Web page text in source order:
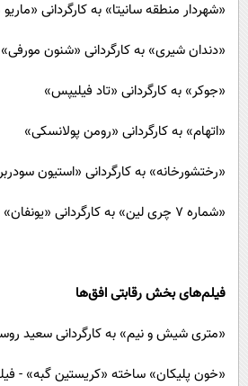
«شهردار منطقه سانیتا» به کارگردانی «ماریو
«دندان شیری» به کارگردانی «شنون مورفی»
«جوکر» به کارگردانی «تاد فیلیپس»
«اتهام» به کارگردانی «رومن پولانسکی»
«رختشورخانه» به کارگردانی «استیون
«شماره ۷ چری لین» به کارگردانی «یونفان»
فیلم‌های بخش رقابتی افق‌ها
«متری شیش و نیم» به کارگردانی سعید
«خون پلیکان» ساخته‬ «کریستین گبه» -